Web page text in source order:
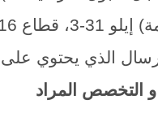
الذي يحتوي على
التخصص المراد